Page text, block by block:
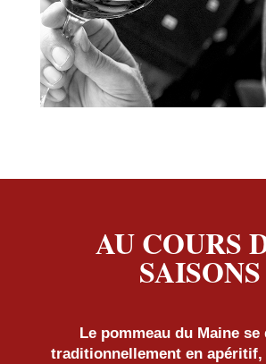
AU COURS
SAISONS
Le pommeau du Maine se
traditionnellement en apéritif,